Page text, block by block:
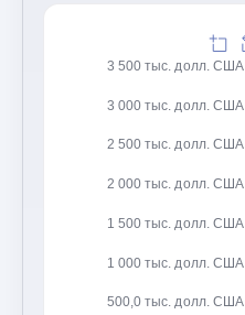
500,0 тыс. долл. США
1 000 тыс. долл. США
1 500 тыс. долл. США
2 000 тыс. долл. США
2 500 тыс. долл. США
3 000 тыс. долл. США
3 500 тыс. долл. США